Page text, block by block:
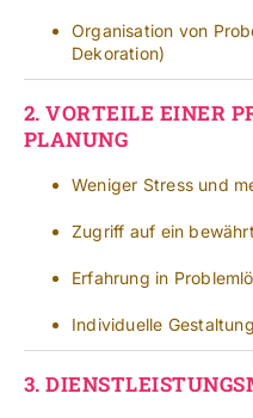
Organisation von
Dekoration)
2.VORTEILE EINER
PLANUNG
Weniger Stress und
Zugriff auf ein
Erfahrung in
Individuelle
3.